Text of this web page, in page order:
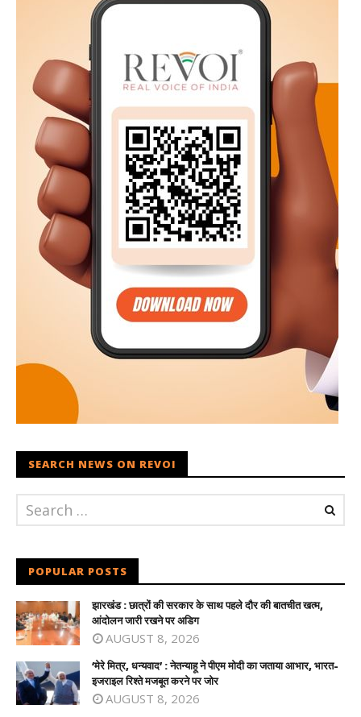
SEARCH NEWS ON REVOI
POPULAR POSTS
झारखंड : छात्रों की सरकार के साथ पहले दौर की बातचीत खत्म,
आंदोलन जारी रखने पर अडिग
AUGUST 8, 2026
‘मेरे मित्र, धन्यवाद’ : नेतन्याहू ने पीएम मोदी का जताया आभार, भारत-
इजराइल रिश्ते मजबूत करने पर जोर
AUGUST 8, 2026